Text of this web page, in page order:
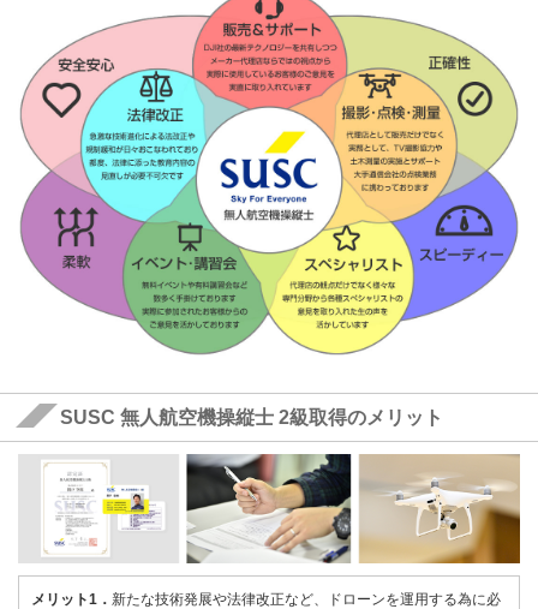
SUSC 無人航空機操縦士 2級取得のメリット
メリット1． 新たな技術発展や法律改正など、ドローンを運用する為に必